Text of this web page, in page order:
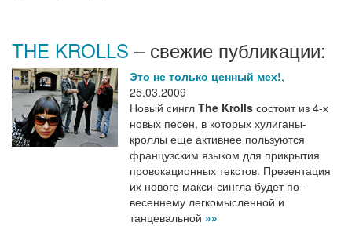
THE KROLLS – свежие публикации:
Это не только ценный мех!,
25.03.2009
Новый сингл The Krolls состоит из 4-х
новых песен, в которых хулиганы-
кроллы еще активнее пользуются
французским языком для прикрытия
провокационных текстов. Презентация
их нового макси-сингла будет по-
весеннему легкомысленной и
танцевальной »»